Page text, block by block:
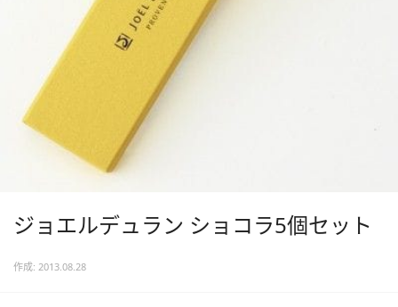
ジョエルデュラン ショコラ5個セット
作成: 2013.08.28